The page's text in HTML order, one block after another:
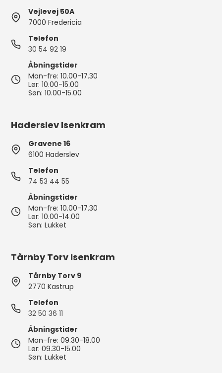
Vejlevej 50A
7000 Fredericia
Telefon
30 54 92 19
Åbningstider
Man-fre: 10.00-17.30
Lør: 10.00-15.00
Søn: 10.00-15.00
Haderslev Isenkram
Gravene 16
6100 Haderslev
Telefon
74 53 44 55
Åbningstider
Man-fre: 10.00-17.30
Lør: 10.00-14.00
Søn: Lukket
Tårnby Torv Isenkram
Tårnby Torv 9
2770 Kastrup
Telefon
32 50 36 11
Åbningstider
Man-fre: 09.30-18.00
Lør: 09.30-15.00
Søn: Lukket